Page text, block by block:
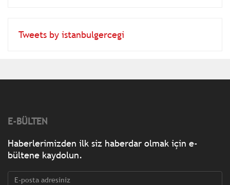
Tweets by istanbulgercegi
E-BÜLTEN
Haberlerimizden ilk siz haberdar olmak için e-
bültene kaydolun.